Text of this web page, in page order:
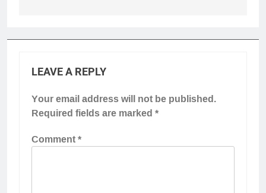
LEAVE A REPLY
Your email address will not be published.
Required fields are marked*
Comment*